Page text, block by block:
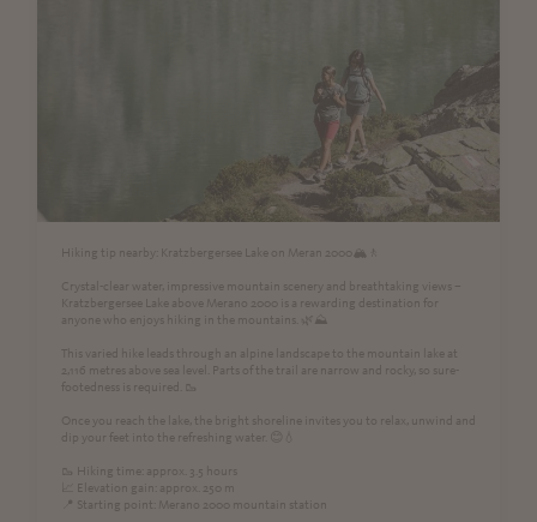
Hiking tip nearby: Kratzbergersee Lake on Meran 2000🏔️🚶
Crystal-clear water, impressive mountain scenery and breathtaking views –
Kratzbergersee Lake above Merano 2000 is a rewarding destination for
anyone who enjoys hiking in the mountains. 🌿⛰️
This varied hike leads through an alpine landscape to the mountain lake at
2,116 metres above sea level. Parts of the trail are narrow and rocky, so sure-
footedness is required. 🥾
Once you reach the lake, the bright shoreline invites you to relax, unwind and
dip your feet into the refreshing water. 😊💧
🥾 Hiking time: approx. 3.5 hours
📈 Elevation gain: approx. 250 m
📍 Starting point: Merano 2000 mountain station